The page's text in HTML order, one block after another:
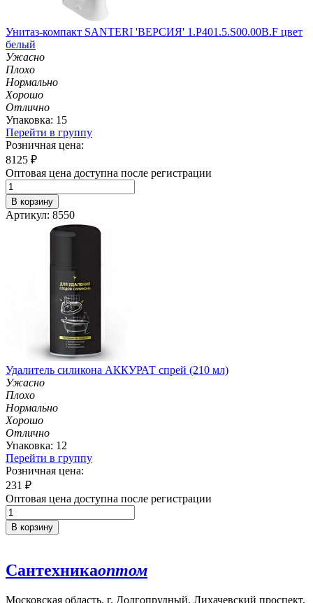
Унитаз-компакт SANTERI 'ВЕРСИЯ' 1.P401.5.S00.00B.F цвет
белый
Ужасно
Плохо
Нормально
Хорошо
Отлично
Упаковка: 15
Перейти в группу
Розничная цена:
8125 ₽
Оптовая цена доступна после регистрации
В корзину
Артикул: 8550
Удалитель силикона АККУРАТ спрей (210 мл)
Ужасно
Плохо
Нормально
Хорошо
Отлично
Упаковка: 12
Перейти в группу
Розничная цена:
231 ₽
Оптовая цена доступна после регистрации
В корзину
Сантехникаоптом
Московская область, г. Долгопрудный, Лихачевский проспект,